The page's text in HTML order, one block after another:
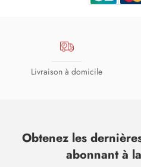
Livraison à domicile
Obtenez les
abonnant à